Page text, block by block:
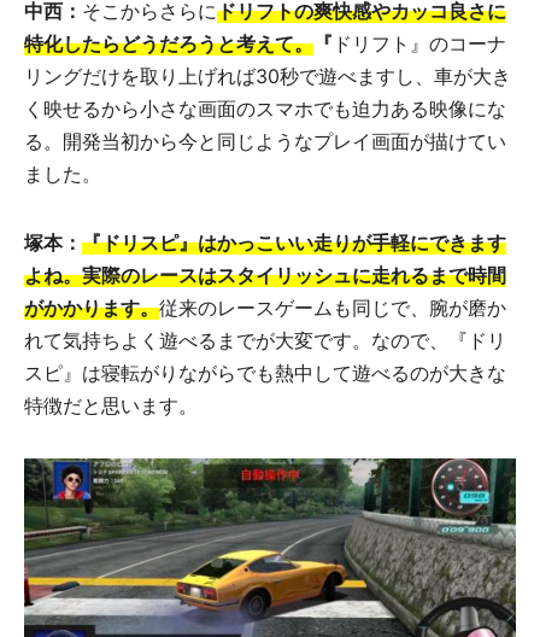
中西： そこからさらにドリフトの爽快感やカッコ良さに
特化したらどうだろうと考えて。 『 ドリフト』のコーナ
リングだけを取り上げれば30秒で遊べますし、車が大き
く映せるから小さな画面のスマホでも迫力ある映像にな
る。開発当初から今と同じようなプレイ画面が描けてい
ました。
塚本： 『ドリスピ』はかっこいい走りが手軽にできます
よね。実際のレースはスタイリッシュに走れるまで時間
がかかります。従来のレースゲームも同じで、腕が磨か
れて気持ちよく遊べるまでが大変です。なので、『ドリ
スピ』は寝転がりながらでも熱中して遊べるのが大きな
特徴だと思います。